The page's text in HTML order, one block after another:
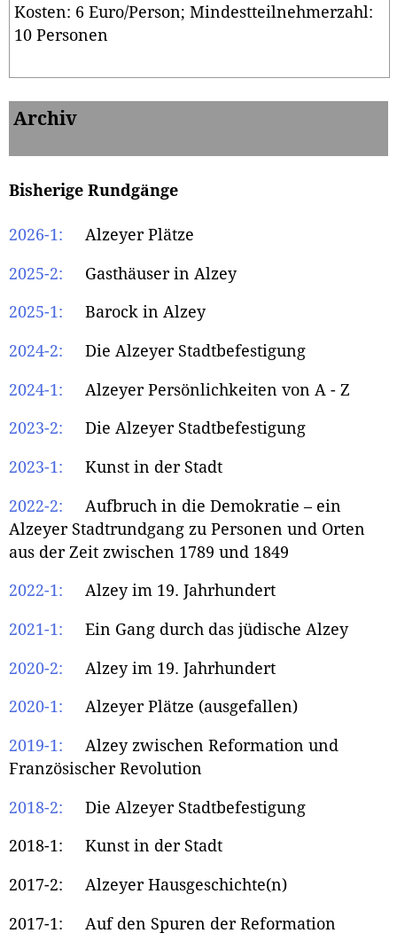
Kosten: 6 Euro/Person; Mindestteilnehmerzahl:
10 Personen
Archiv
Bisherige Rundgänge
2026-1: Alzeyer Plätze
2025-2: Gasthäuser in Alzey
2025-1: Barock in Alzey
2024-2: Die Alzeyer Stadtbefestigung
2024-1: Alzeyer Persönlichkeiten von A - Z
2023-2: Die Alzeyer Stadtbefestigung
2023-1: Kunst in der Stadt
2022-2: Aufbruch in die Demokratie – ein
Alzeyer Stadtrundgang zu Personen und Orten
aus der Zeit zwischen 1789 und 1849
2022-1: Alzey im 19. Jahrhundert
2021-1: Ein Gang durch das jüdische Alzey
2020-2: Alzey im 19. Jahrhundert
2020-1: Alzeyer Plätze (ausgefallen)
2019-1: Alzey zwischen Reformation und
Französischer Revolution
2018-2: Die Alzeyer Stadtbefestigung
2018-1: Kunst in der Stadt
2017-2: Alzeyer Hausgeschichte(n)
2017-1: Auf den Spuren der Reformation